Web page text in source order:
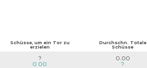
Schüsse, um ein Tor zu
erzielen
Durchschn. Totale
Schüsse
?
0.00
0.00
?